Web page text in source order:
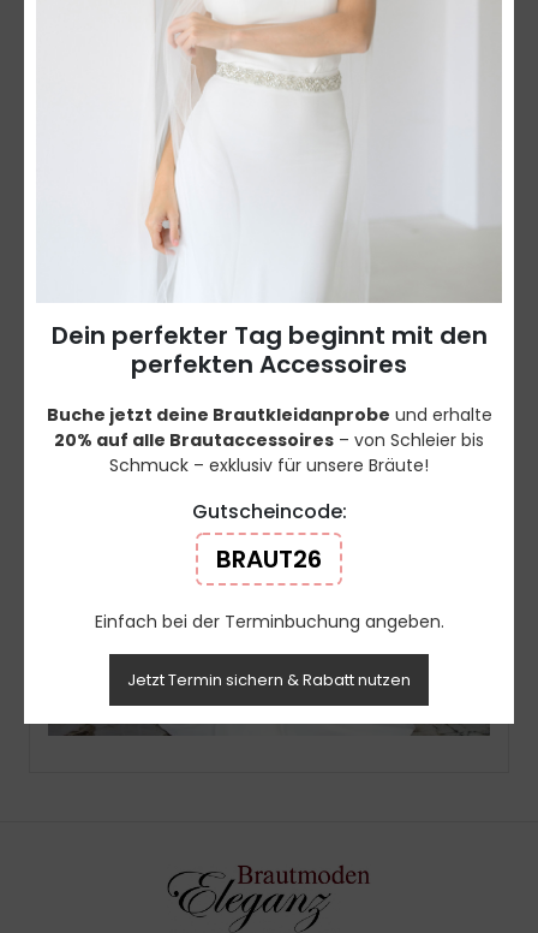
Dein perfekter Tag beginnt mit den
perfekten Accessoires
Buche jetzt deine Brautkleidanprobe und erhalte
20% auf alle Brautaccessoires – von Schleier bis
Schmuck – exklusiv für unsere Bräute!
Gutscheincode:
BRAUT26
Einfach bei der Terminbuchung angeben.
Jetzt Termin sichern & Rabatt nutzen